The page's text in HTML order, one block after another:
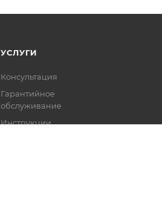
УСЛУГИ
Консультация
Гарантийное
обслуживание
Инструкции